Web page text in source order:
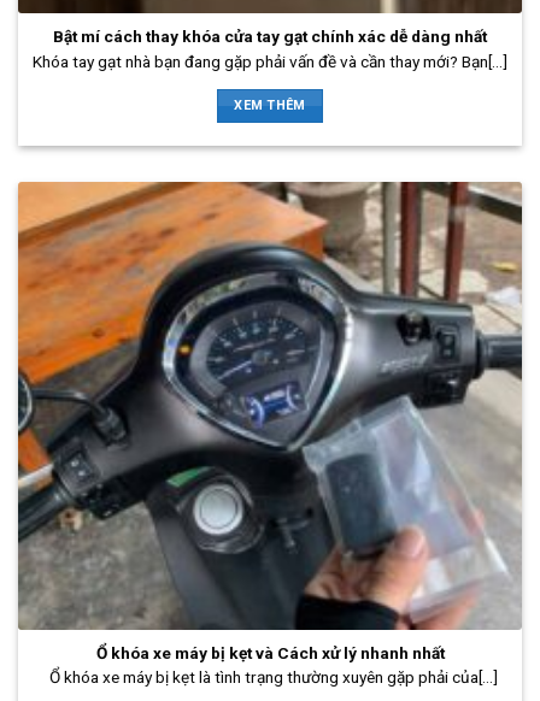
Bật mí cách thay khóa cửa tay gạt chính xác dễ dàng nhất
Khóa tay gạt nhà bạn đang gặp phải vấn đề và cần thay mới? Bạn[...]
XEM THÊM
Ổ khóa xe máy bị kẹt và Cách xử lý nhanh nhất
Ổ khóa xe máy bị kẹt là tình trạng thường xuyên gặp phải của[...]